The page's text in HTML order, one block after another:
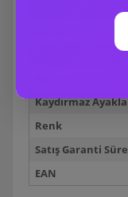
Kaydırmaz
Renk
Satış Garanti
EAN